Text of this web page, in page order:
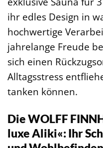
ihr edles Design in
hochwertige
jahrelange Freude
sich einen
Alltagsstress
tanken können.
Die WOLFF
luxe Aliki«: Ihr